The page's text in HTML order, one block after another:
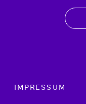
Footer menu
IMPRESSUM